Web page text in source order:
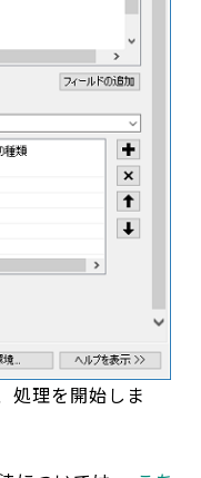
処理を開始しま